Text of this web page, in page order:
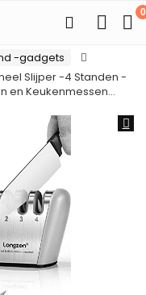
0
-gadgets
Slijper -4 Standen -
en Keukenmessen…